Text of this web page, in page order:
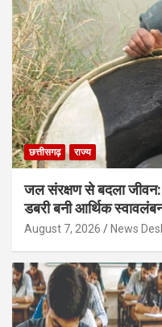
छत्तीसगढ़ राज्य
जल संरक्षण से बदला जीवन:
डबरी बनी आर्थिक
August 7, 2026 News